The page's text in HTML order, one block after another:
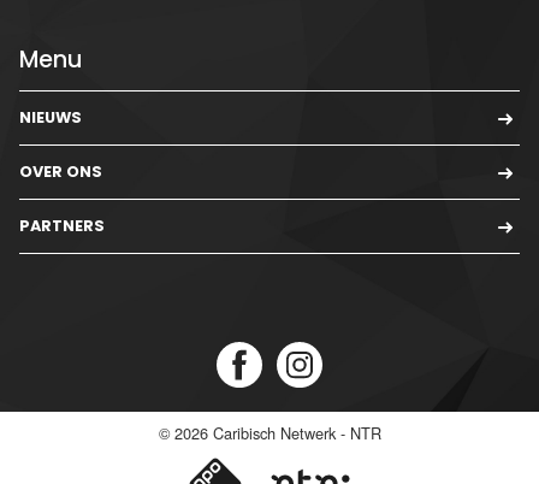
Menu
NIEUWS
OVER ONS
PARTNERS
© 2026 Caribisch Netwerk - NTR